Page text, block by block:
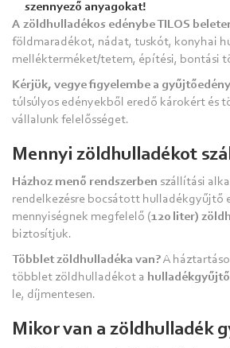
szennyező anyagokat!
A zöldhulladékos edénybe TILOS
földmaradékot, nádat, tuskót, konyhai
mellékterméket/tetem, építési, bontási
Kérjük, vegye figyelembe a
túlsúlyos edényekből eredő károkért és
vállalunk felelősséget.
Mennyi zöldhulladékot
Házhoz menő rendszerben szállítási
rendelkezésre bocsátott hulladékgyűjtő
mennyiségnek megfelelő (120 liter)
biztosítjuk.
Többlet zöldhulladéka van?A
többlet zöldhulladékot a
le, díjmentesen.
Mikor van a zöldhulladék